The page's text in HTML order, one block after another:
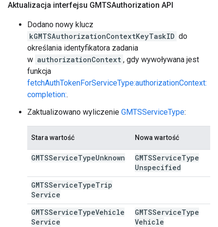
Aktualizacja interfejsu GMTSAuthorization API
Dodano nowy klucz
kGMTSAuthorizationContextKeyTaskID do
określania identyfikatora zadania
w authorizationContext , gdy wywoływana jest
funkcja
fetchAuthTokenForServiceType:authorizationContext:
completion:.
Zaktualizowano wyliczenie GMTSServiceType:
Stara wartość Nowa wartość
GMTSServiceTypeUnknown GMTSServiceType
Unspecified
GMTSServiceTypeTrip
Service
GMTSServiceTypeVehicle
Service
GMTSServiceType
Vehicle